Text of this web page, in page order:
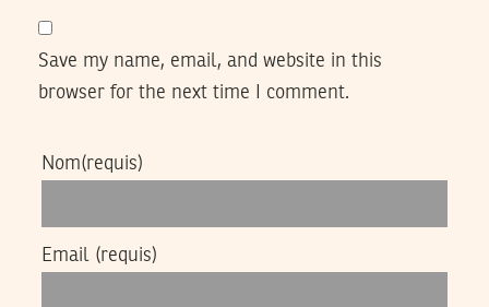
Save my name, email, and website in this
browser for the next time I comment.
Nom(requis)
Email (requis)